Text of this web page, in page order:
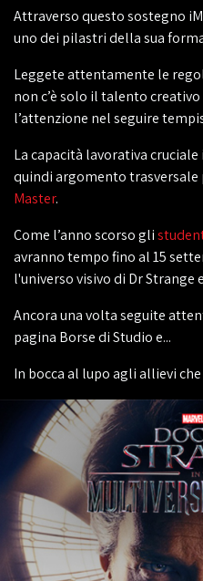
Attraverso questo sostegno
uno dei pilastri della sua
Leggete attentamente le
non c’è solo il talento
l’attenzione nel seguire
La capacità lavorativa
quindi argomento
Master.
Come l’anno scorso gli
avranno tempo fino al 15
l'universo visivo di Dr
Ancora una volta seguite
pagina Borse di Studio e...
In bocca al lupo agli allievi